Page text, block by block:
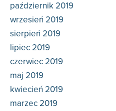
październik 2019
wrzesień 2019
sierpień 2019
lipiec 2019
czerwiec 2019
maj 2019
kwiecień 2019
marzec 2019